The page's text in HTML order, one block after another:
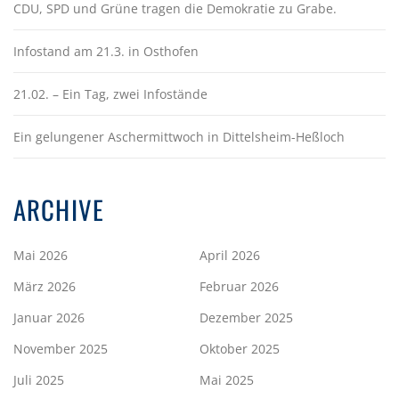
CDU, SPD und Grüne tragen die Demokratie zu Grabe.
Infostand am 21.3. in Osthofen
21.02. – Ein Tag, zwei Infostände
Ein gelungener Aschermittwoch in Dittelsheim-Heßloch
ARCHIVE
Mai 2026
April 2026
März 2026
Februar 2026
Januar 2026
Dezember 2025
November 2025
Oktober 2025
Juli 2025
Mai 2025